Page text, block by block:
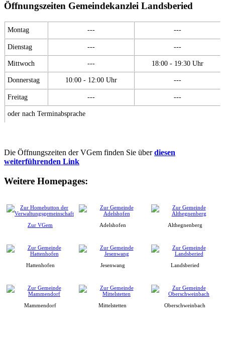
Öffnungszeiten Gemeindekanzlei Landsberied
Montag --- ---
Dienstag --- ---
Mittwoch --- 18:00 - 19:30 Uhr
Donnerstag 10:00 - 12:00 Uhr ---
Freitag --- ---
oder nach Terminabsprache
Die Öffnungszeiten der VGem finden Sie überdiesen
weiterführenden Link
Weitere Homepages:
Zur VGem Adelshofen Althegnenberg
Hattenhofen Jesenwang Landsberied
Mammendorf Mittelstetten Oberschweinbach